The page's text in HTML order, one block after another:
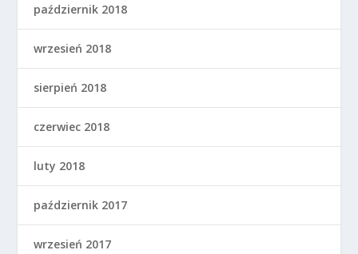
październik 2018
wrzesień 2018
sierpień 2018
czerwiec 2018
luty 2018
październik 2017
wrzesień 2017